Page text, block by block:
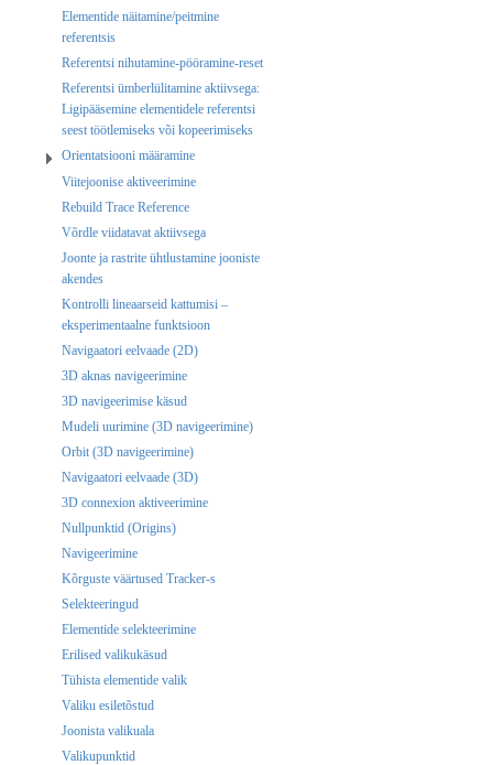
Elementide näitamine/peitmine
referentsis
Referentsi nihutamine-pööramine-reset
Referentsi ümberlülitamine aktiivsega:
Ligipääsemine elementidele referentsi
seest töötlemiseks või kopeerimiseks
Orientatsiooni määramine
Viitejoonise aktiveerimine
Rebuild Trace Reference
Võrdle viidatavat aktiivsega
Joonte ja rastrite ühtlustamine jooniste
akendes
Kontrolli lineaarseid kattumisi –
eksperimentaalne funktsioon
Navigaatori eelvaade (2D)
3D aknas navigeerimine
3D navigeerimise käsud
Mudeli uurimine (3D navigeerimine)
Orbit (3D navigeerimine)
Navigaatori eelvaade (3D)
3D connexion aktiveerimine
Nullpunktid (Origins)
Navigeerimine
Kõrguste väärtused Tracker-s
Selekteeringud
Elementide selekteerimine
Erilised valikukäsud
Tühista elementide valik
Valiku esiletõstud
Joonista valikuala
Valikupunktid